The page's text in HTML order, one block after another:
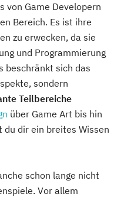
von Game Developern
Bereich. Es ist ihre
zu erwecken, da sie
und Programmierung
beschränkt sich das
sondern
Teilbereiche
über Game Art bis hin
du dir ein breites Wissen
schon lange nicht
Vor allem